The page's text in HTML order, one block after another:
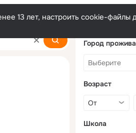
13 лет, настроить cookie-файлы
Город
Возраст
Школа